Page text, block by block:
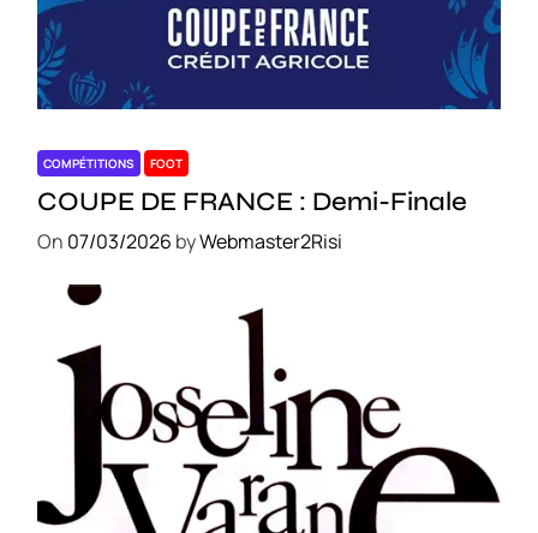
COMPÉTITIONS FOOT
COUPE DE FRANCE : Demi-Finale
On 07/03/2026 byWebmaster2Risi